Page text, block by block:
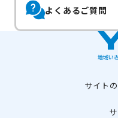
よくあるご質問
サイト